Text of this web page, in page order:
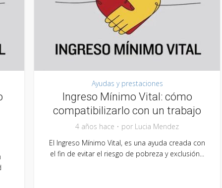
Ayudas y prestaciones
Ingreso Mínimo Vital: cómo
compatibilizarlo con un trabajo
4 años hace por Lucia Mendez
El Ingreso Mínimo Vital, es una ayuda creada con
el fin de evitar el riesgo de pobreza y exclusión...